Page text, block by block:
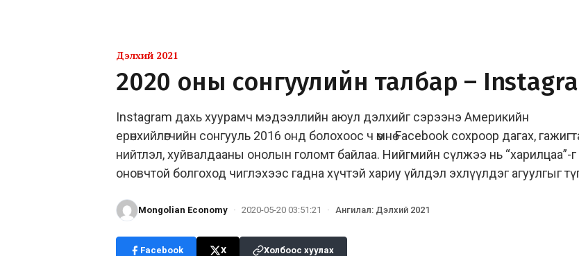
Дэлхий 2021
2020 оны сонгуулийн талбар –
Instagram дахь хуурамч мэдээллийн аюул дэлхийг сэрээнэ Америкийн
ерөнхийлөгчийн сонгууль 2016 онд болохоос ч өмнө Facebook сохроор дагах,
нийтлэл, хуйвалдааны онолын голомт байлаа. Нийгмийн сүлжээ нь “харилцаа”-г
оновчтой болгоход чиглэхээс гадна хүчтэй хариу үйлдэл эхлүүлдэг агуулгыг
Mongolian Economy · 2020-05-20 03:51:21 · Ангилал: Дэлхий 2021
Facebook X Холбоос хуулах